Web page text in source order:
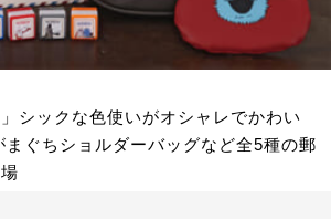
シックな色使いがオシャレでかわい
ぐちショルダーバッグなど全5種の郵